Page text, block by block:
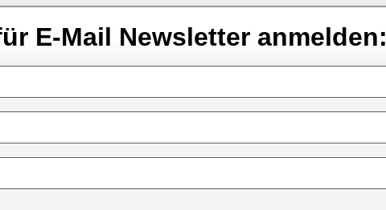
E-Mail Newsletter anmelden: